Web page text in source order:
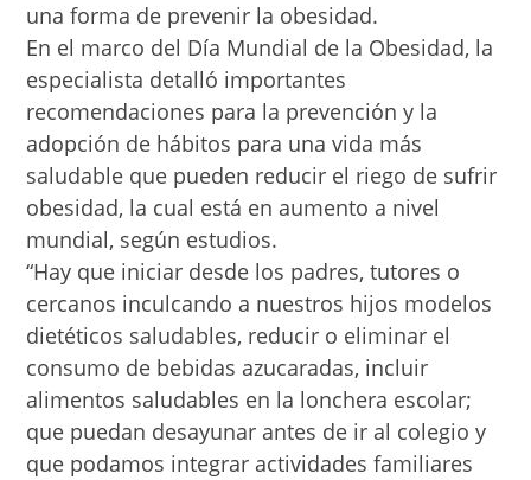
una forma de prevenir la obesidad.
En el marco del Día Mundial de la Obesidad, la
especialista detalló importantes
recomendaciones para la prevención y la
adopción de hábitos para una vida más
saludable que pueden reducir el riego de sufrir
obesidad, la cual está en aumento a nivel
mundial, según estudios.
“Hay que iniciar desde los padres, tutores o
cercanos inculcando a nuestros hijos modelos
dietéticos saludables, reducir o eliminar el
consumo de bebidas azucaradas, incluir
alimentos saludables en la lonchera escolar;
que puedan desayunar antes de ir al colegio y
que podamos integrar actividades familiares